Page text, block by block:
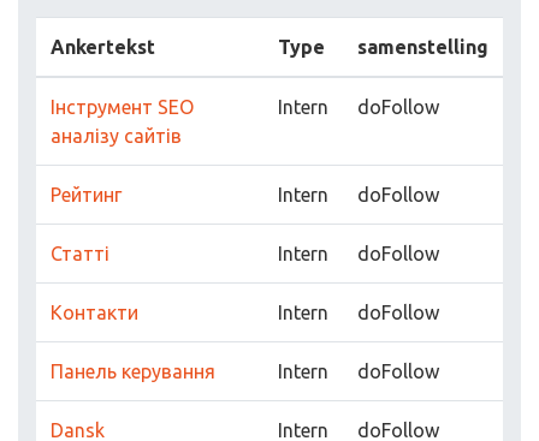
Ankertekst Type samenstelling
Інструмент SEO
аналізу сайтів
Intern doFollow
Рейтинг Intern doFollow
Статті Intern doFollow
Контакти Intern doFollow
Панель керування Intern doFollow
Dansk Intern doFollow